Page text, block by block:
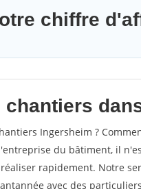
chiffre
chantiers
Ingersheim ?
du bâtiment, il
rapidement. Notre
avec des